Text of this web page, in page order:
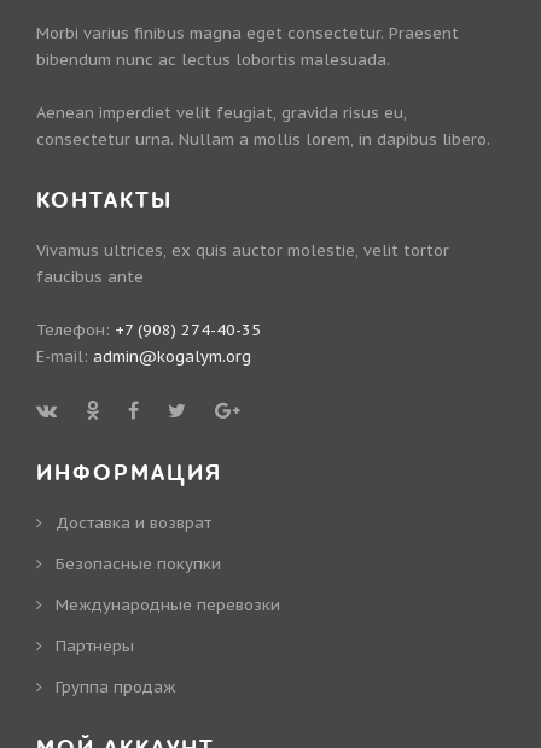
Morbi varius finibus magna eget consectetur. Praesent
bibendum nunc ac lectus lobortis malesuada.
Aenean imperdiet velit feugiat, gravida risus eu,
consectetur urna. Nullam a mollis lorem, in dapibus libero.
КОНТАКТЫ
Vivamus ultrices, ex quis auctor molestie, velit tortor
faucibus ante
Телефон: +7 (908) 274-40-35
E-mail: admin@kogalym.org
ИНФОРМАЦИЯ
Доставка и возврат
Безопасные покупки
Международные перевозки
Партнеры
Группа продаж